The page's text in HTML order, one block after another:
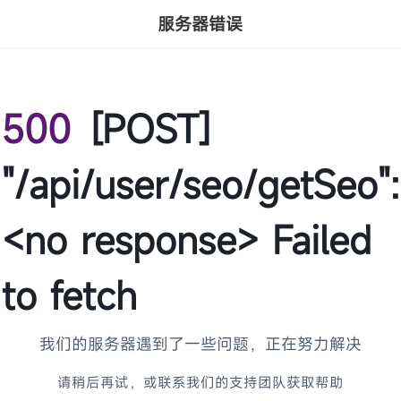
服务器错误
500 [POST]
"/api/user/seo/getSeo":
<no response> Failed
to fetch
我们的服务器遇到了一些问题，正在努力解决
请稍后再试，或联系我们的支持团队获取帮助